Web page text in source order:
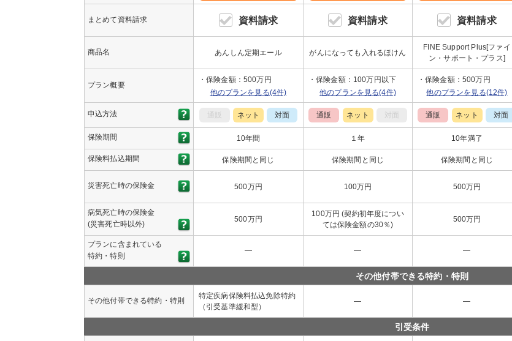
まとめて資料請求 資料請求 資料請求 資料請求
商品名 あんしん定期エール がんになっても入れるほけん
FINE Support Plus[ファイ
ン・サポート・プラス]
プラン概要
保険金額：500万円
他のプランを見る(4件)
保険金額：100万円以下
他のプランを見る(4件)
保険金額：500万円
他のプランを見る(12件)
申込方法 通販 ネット 対面 通販 ネット 対面 通販 ネット 対面
保険期間 10年間 １年 10年満了
保険料払込期間 保険期間と同じ 保険期間と同じ 保険期間と同じ
災害死亡時の保険金 500万円 100万円 500万円
病気死亡時の保険金
(災害死亡時以外)
500万円
100万円 (契約初年度につい
ては保険金額の30％)
500万円
プランに含まれている
特約・特則
― ― ―
その他付帯できる特約・特則
その他付帯できる特約・特則
特定疾病保険料払込免除特約
（引受基準緩和型）
― ―
引受条件